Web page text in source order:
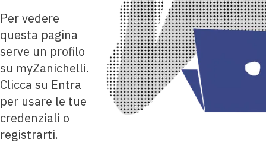
Per vedere
questa pagina
serve un profilo
su myZanichelli.
Clicca su Entra
per usare le tue
credenziali o
registrarti.